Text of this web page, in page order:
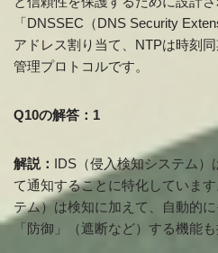
「DNSSEC（DNS Security
アドレス割り当て、NTPは時刻
管理プロトコルです。
Q10の解答：1
解説： IDS（侵入検知システム）
て通知することに特化していま
テム）は検知に加えて、自動的
「防御」（遮断など）する機能も